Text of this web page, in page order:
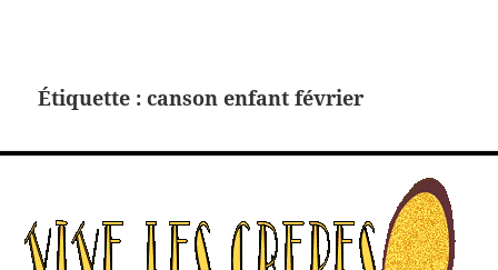
Étiquette :canson enfant février